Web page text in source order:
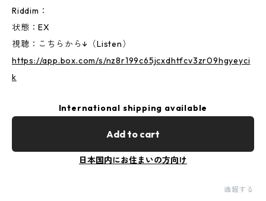
Riddim：
状態：EX
視聴：こちらから↓（Listen）
https://app.box.com/s/nz8r199c65jcxdhtfcv3zr09hgyeyci
k
International shipping available
Add to cart
日本国内にお住まいの方向け
通報する